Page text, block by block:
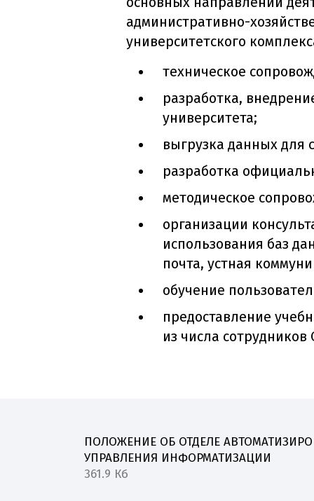
административно-
университетского
техническое
разработка,
университета;
выгрузка данных для
разработка
методическое
организации
использования баз
почта, устная
обучение
предоставление
из числа сотрудников
ПОЛОЖЕНИЕ ОБ ОТДЕЛЕ
УПРАВЛЕНИЯ ИНФОРМАТИЗАЦИИ
361.9 Кб